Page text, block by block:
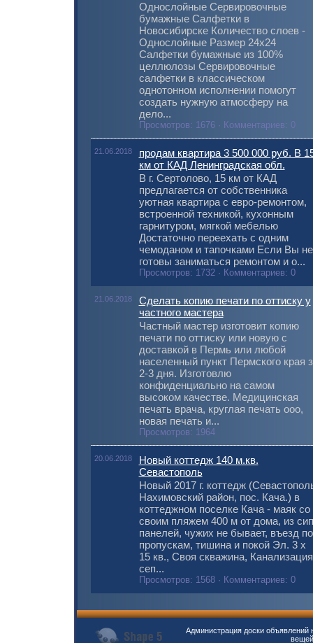
Однослойные Сервировочные
бумажные Салфетки в
Новосибирске Количество слоев -
Однослойные Размер 24x24
Салфетки бумажные из 100%
целлюлозы Сервировочные
салфетки в классическом
однотонном исполнении помогут
создать нужную атмосферу на
дело...
Просмотров: 1676 · Комментариев: 0
21.06.2018
продам квартира 3 500 000 руб. В
км от КАД Ленинградская обл.
В г. Сертолово, 15 км от КАД
предлагается от собственника
уютная квартира с евро-ремонтом,
встроенной техникой, кухонным
гарнитуром, мягкой мебелью
Достаточно переехать с одним
чемоданом и тапочками Если Вы не
готовы заниматься ремонтом и о...
Просмотров: 1732 · Комментариев: 0
21.06.2018
Сделать копию печати по оттиску у
частного мастера
Частный мастер изготовит копию
печати по оттиску или новую с
доставкой в Пермь или любой
населенный пункт Пермского края
2-3 дня. Изготовлю
конфиденциально на самом
высоком качестве. Медицинская
печать врача, круглая печать ооо,
новая печать и...
Просмотров: 1964
20.06.2018
Новый коттедж 140 м.кв.
Севастополь
Новый 2017 г. коттедж
Нахимовский район, пос. Кача.) в
коттеджном поселке Кача - маяк со
своим пляжем 400 м от дома, из сип
панелей, чужих не бывает, въезд по
пропускам, тишина и покой Эл. 3 х
15 кв., Своя скважина, Канализация
сеп...
Просмотров: 1568 · Комментариев: 0
Администрация доски объявлений